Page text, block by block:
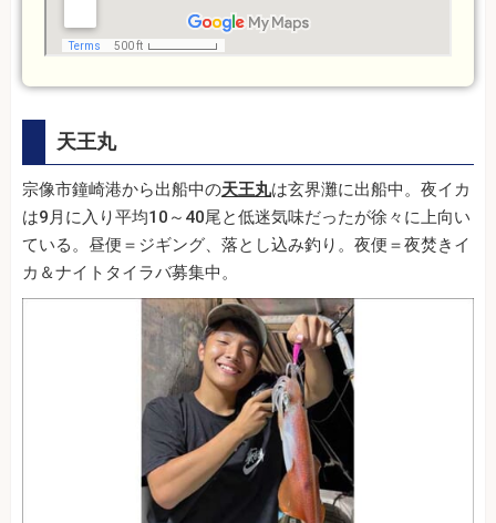
天王丸
宗像市鐘崎港から出船中の天王丸は玄界灘に出船中。夜イカ
は9月に入り平均10～40尾と低迷気味だったが徐々に上向い
ている。昼便＝ジギング、落とし込み釣り。夜便＝夜焚きイ
カ＆ナイトタイラバ募集中。